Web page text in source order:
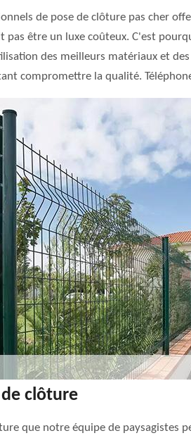
de pose de clôture pas cher
pas être un luxe coûteux. C'est
des meilleurs matériaux et
compromettre la qualité.
clôture
que notre équipe de paysagistes